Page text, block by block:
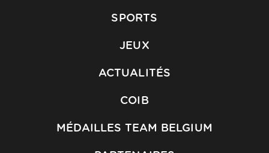
SPORTS
JEUX
ACTUALITÉS
COIB
MÉDAILLES TEAM BELGIUM